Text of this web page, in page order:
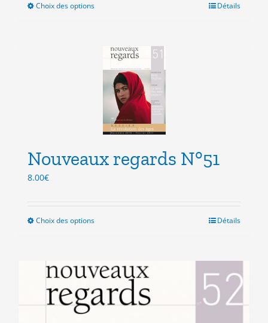
Choix des optionsCe
plusieurs
variations.
Les
options
peuvent
être
choisies
sur
page
Détails
Nouveaux regards N°51
8.00€
Choix des optionsCe
variations.
Les
options
Détails